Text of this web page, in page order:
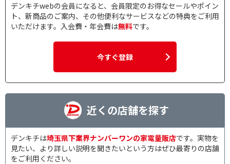
デンキチwebの会員になると、会員限定のお得なセールやポイン
ト、新商品のご案内、その他便利なサービスなどの特典をご利用
いただけます。入会費・年会費は無料です。
今すぐ登録
近くの店舗を探す
デンキチは埼玉県下業界ナンバーワンの家電量販店です。実物を
見たい、より詳しい説明を聞きたいという方はぜひ最寄りの店舗
をご利用ください。